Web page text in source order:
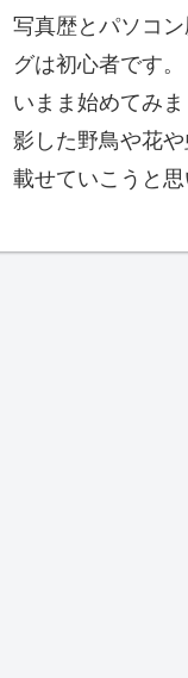
写真歴とパソコ
グは初心者です
いまま始めてみ
影した野鳥や花
載せていこうと思